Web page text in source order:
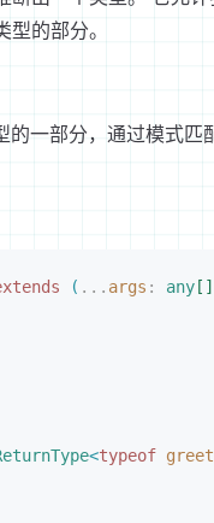
的部分。
的一部分，通过模式匹
( ... args : any[ ]
<typeof greet